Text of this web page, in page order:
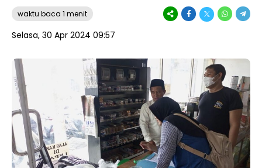
waktu baca 1 menit
Selasa, 30 Apr 2024 09:57